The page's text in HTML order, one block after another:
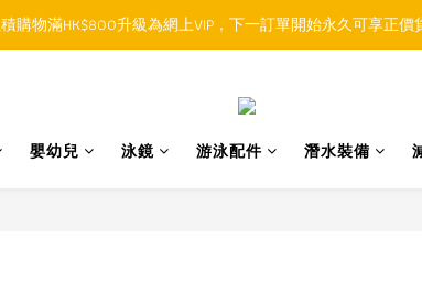
順豐香港SFHK APP取件通知功能將取代SMS短訊
購物滿HK$800升級為網上VIP，下一訂單開始永久可享正價
嬰幼兒 泳鏡 游泳配件 潛水裝備